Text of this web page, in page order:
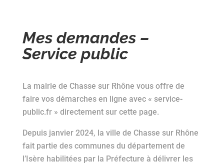
Mes demandes –
Service public
La mairie de Chasse sur Rhône vous offre de
faire vos démarches en ligne avec « service-
public.fr » directement sur cette page.
Depuis janvier 2024, la ville de Chasse sur Rhône
fait partie des communes du département de
l’Isère habilitées par la Préfecture à délivrer les